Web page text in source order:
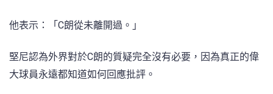
他表示：「C朗從未離開過。」
堅尼認為外界對於C朗的質疑完全沒有必要，因為真正的偉
大球員永遠都知道如何回應批評。